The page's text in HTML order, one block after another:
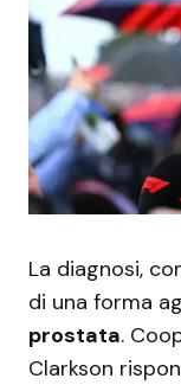
La diagnosi,
di una forma
prostata.
Clarkson